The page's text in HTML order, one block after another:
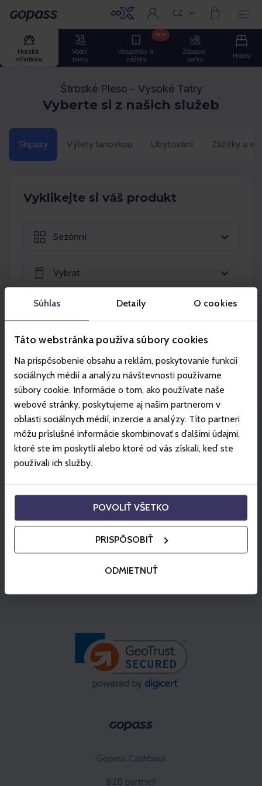
Súhlas Detaily O cookies
Táto webstránka používa súbory cookies
Na prispôsobenie obsahu a reklám, poskytovanie funkcií
sociálnych médií a analýzu návštevnosti používame
súbory cookie. Informácie o tom, ako používate naše
webové stránky, poskytujeme aj našim partnerom v
oblasti sociálnych médií, inzercie a analýzy. Títo partneri
môžu príslušné informácie skombinovať s ďalšími údajmi,
ktoré ste im poskytli alebo ktoré od vás získali, keď ste
používali ich služby.
POVOLIŤ VŠETKO
PRISPÔSOBIŤ
ODMIETNUŤ
GOPASS Aktuální jazyk:
CZ
Horská
střediska
Vodní
parky
Vstupenky a
zážitky
NEW
Zábavní
parky
Hotely
Štrbské Pleso - Vysoké Tatry
Vyberte si z našich služeb
Skipasy Výlety lanovkou Ubytování Zážitky a
Vyklikejte si váš produkt
Sezónní
Vybrat
Vybrat
Vložit do košíku
Partneři
Gopass Cashback
B2B partneři